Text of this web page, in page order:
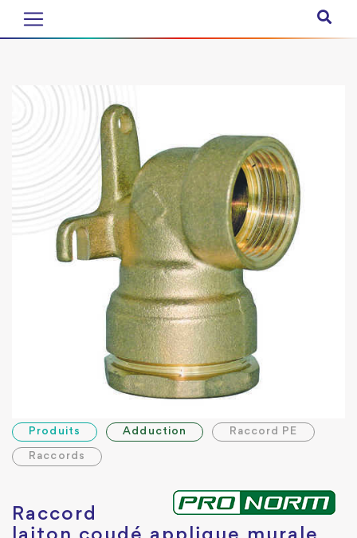
Produits Adduction Raccord PE
Raccords
Raccord